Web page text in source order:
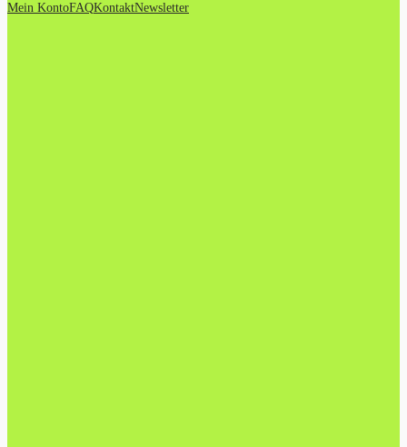
Mein KontoFAQKontaktNewsletter